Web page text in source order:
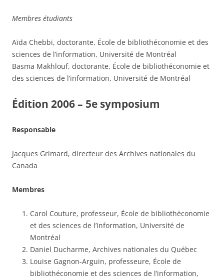
Membres étudiants
Aïda Chebbi, doctorante, École de bibliothéconomie et des
sciences de l’information, Université de Montréal
Basma Makhlouf, doctorante, École de bibliothéconomie et
des sciences de l’information, Université de Montréal
Édition 2006 – 5e symposium
Responsable
Jacques Grimard, directeur des Archives nationales du
Canada
Membres
Carol Couture, professeur, École de bibliothéconomie
et des sciences de l’information, Université de
Montréal
Daniel Ducharme, Archives nationales du Québec
Louise Gagnon-Arguin, professeure, École de
bibliothéconomie et des sciences de l’information,